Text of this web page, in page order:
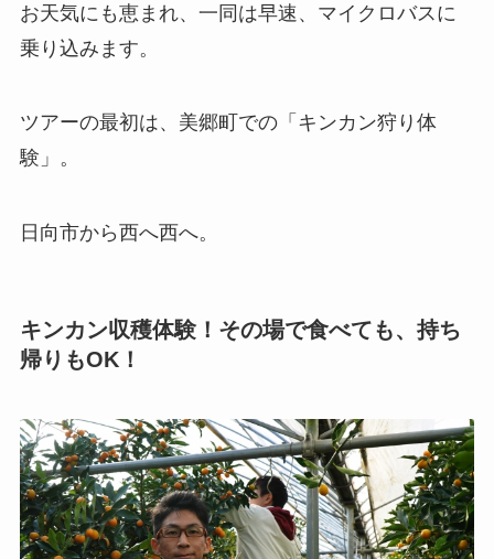
お天気にも恵まれ、一同は早速、マイクロバスに
乗り込みます。
ツアーの最初は、美郷町での「キンカン狩り体
験」。
日向市から西へ西へ。
キンカン収穫体験！その場で食べても、持ち
帰りもOK！